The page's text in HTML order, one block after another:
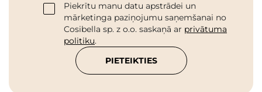
Piekrītu manu datu apstrādei un
mārketinga paziņojumu saņemšanai no
Cosibella sp. z o.o. saskaņā ar privātuma
politiku.
PIETEIKTIES